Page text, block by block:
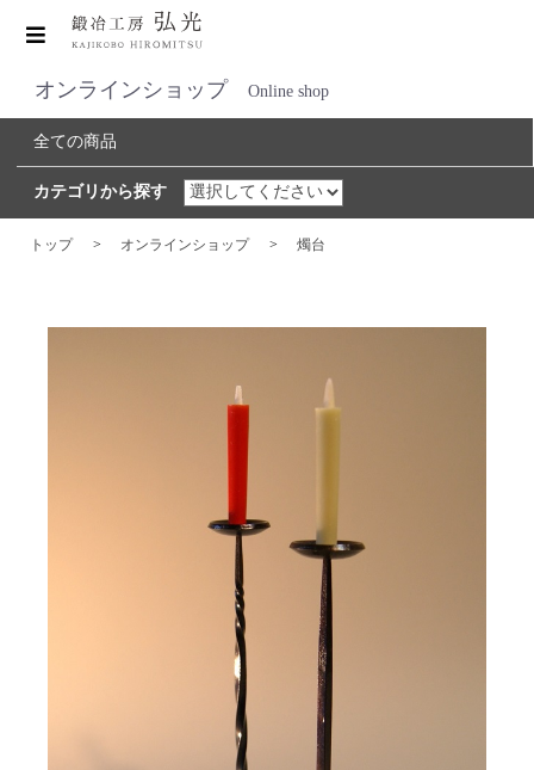
オンラインショップ Online shop
全ての商品
カテゴリから探す
トップ > オンラインショップ > 燭台